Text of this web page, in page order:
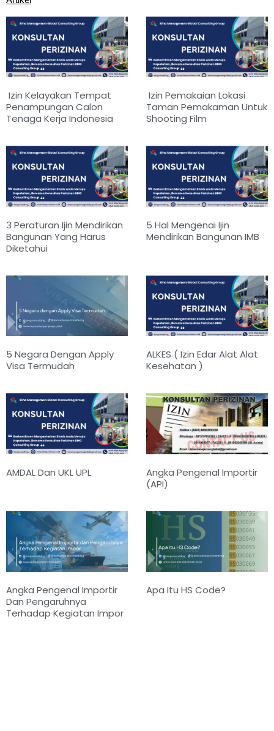
Izin Kelayakan Tempat
Penampungan Calon
Tenaga Kerja Indonesia
Izin Pemakaian Lokasi
Taman Pemakaman Untuk
Shooting Film
3 Peraturan Ijin Mendirikan
Bangunan Yang Harus
Diketahui
5 Hal Mengenai Ijin
Mendirikan Bangunan IMB
5 Negara Dengan Apply
Visa Termudah
ALKES ( Izin Edar Alat Alat
Kesehatan )
AMDAL Dan UKL UPL
Angka Pengenal Importir
(API)
Angka Pengenal Importir
Dan Pengaruhnya
Terhadap Kegiatan Impor
Apa Itu HS Code?